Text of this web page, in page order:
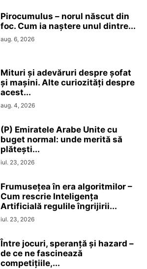
Pirocumulus – norul născut din
foc. Cum ia naștere unul dintre...
aug. 6, 2026
Mituri și adevăruri despre șofat
și mașini. Alte curiozități despre
acest...
aug. 4, 2026
(P) Emiratele Arabe Unite cu
buget normal: unde merită să
plătești...
iul. 23, 2026
Frumusețea în era algoritmilor –
Cum rescrie Inteligența
Artificială regulile îngrijirii...
iul. 23, 2026
Între jocuri, speranță și hazard –
de ce ne fascinează
competițiile,...